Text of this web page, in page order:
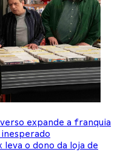
expande a franquia
o dono da loja de